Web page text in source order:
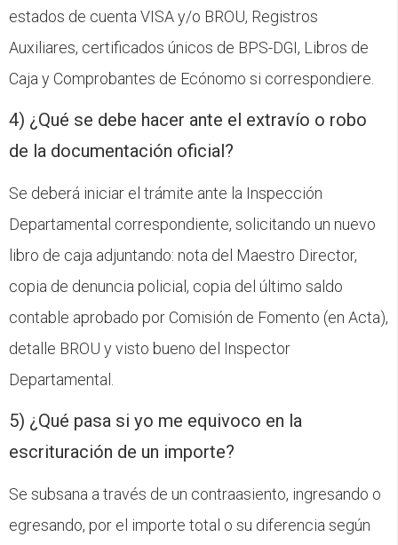
estados de cuenta VISA y/o BROU, Registros
Auxiliares, certificados únicos de BPS-DGI, Libros de
Caja y Comprobantes de Ecónomo si correspondiere.
4) ¿Qué se debe hacer ante el extravío o robo
de la documentación oficial?
Se deberá iniciar el trámite ante la Inspección
Departamental correspondiente, solicitando un nuevo
libro de caja adjuntando: nota del Maestro Director,
copia de denuncia policial, copia del último saldo
contable aprobado por Comisión de Fomento (en Acta),
detalle BROU y visto bueno del Inspector
Departamental.
5) ¿Qué pasa si yo me equivoco en la
escrituración de un importe?
Se subsana a través de un contraasiento, ingresando o
egresando, por el importe total o su diferencia según